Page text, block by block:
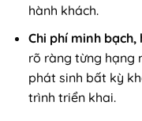
hành khách.
Chi phí minh bạch,
rõ ràng từng hạng
phát sinh bất kỳ
trình triển khai.